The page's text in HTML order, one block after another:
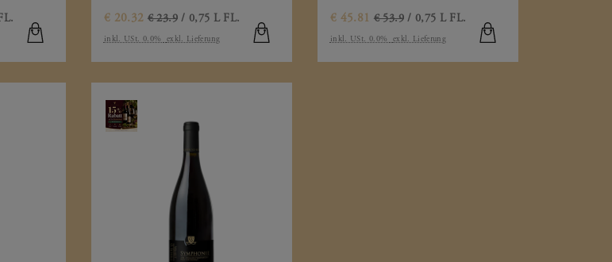
€ 20.32 € 23.9 / 0,75 L FL.
inkl. USt. 0.0% exkl. Lieferung
€ 45.81 € 53.9 / 0,75 L FL.
inkl. USt. 0.0% exkl. Lieferung